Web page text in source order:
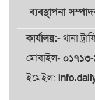
ব্যবস্থাপনা
কার্যালয়:-থানা
মোবাইল-
ইমেইল: